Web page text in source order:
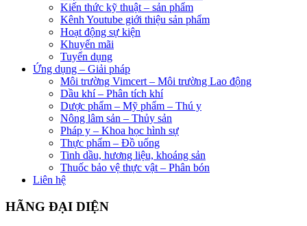
Kiến thức kỹ thuật – sản phẩm
Kênh Youtube giới thiệu sản phẩm
Hoạt động sự kiện
Khuyến mãi
Tuyển dụng
Ứng dụng – Giải pháp
Môi trường Vimcert – Môi trường Lao động
Dầu khí – Phân tích khí
Dược phẩm – Mỹ phẩm – Thú y
Nông lâm sản – Thủy sản
Pháp y – Khoa học hình sự
Thực phẩm – Đồ uống
Tinh dầu, hương liệu, khoáng sản
Thuốc bảo vệ thực vật – Phân bón
Liên hệ
HÃNG ĐẠI DIỆN